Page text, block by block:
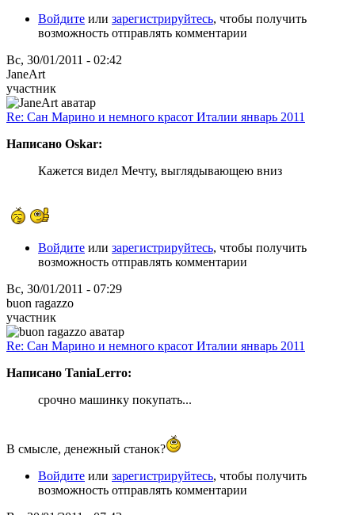
Войдите или зарегистрируйтесь, чтобы получить
возможность отправлять комментарии
Вс, 30/01/2011 - 02:42
JaneArt
участник
Re: Сан Марино и немного красот Италии январь 2011
Написано Oskar:
Кажется видел Мечту, выглядывающею вниз
Войдите или зарегистрируйтесь, чтобы получить
возможность отправлять комментарии
Вс, 30/01/2011 - 07:29
buon ragazzo
участник
Re: Сан Марино и немного красот Италии январь 2011
Написано TaniaLerro:
срочно машинку покупать...
В смысле, денежный станок?
Войдите или зарегистрируйтесь, чтобы получить
возможность отправлять комментарии